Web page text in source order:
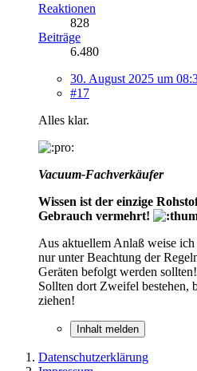
Reaktionen
828
Beiträge
6.480
30. August 2025 um
#17
Alles klar.
Vacuum-Fachverkäufer
Wissen ist der einzige
Gebrauch vermehrt!
Aus aktuellem Anlaß weise
nur unter Beachtung der
Geräten befolgt werden sollten!
Sollten dort Zweifel bestehen,
ziehen!
Inhalt melden
Datenschutzerklärung